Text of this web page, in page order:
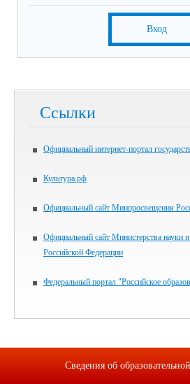
Вход
Ссылки
Официальный интернет-портал
Культура.рф
Официальный сайт Минпросвещения
Официальный сайт Министерства науки
Российской Федерации
Федеральный портал "Российское
Сведения об